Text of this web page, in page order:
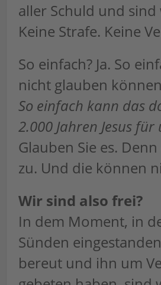
aller Schuld und
Keine Strafe. Keine
So einfach? Ja. So
nicht glauben
So einfach kann das
2.000 Jahren Jesus
Glauben Sie es.
zu. Und die können
Wir sind also frei?
In dem Moment, in
Sünden
bereut und ihn um